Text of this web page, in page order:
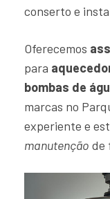
conserto e
Oferecemos
para
bombas de
marcas no
experiente e
manutenção de